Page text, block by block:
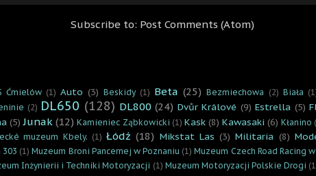
Subscribe to: Post Comments (Atom)
Ćmielów (1) Auto (3) Beskidy (1) Beta (25) Bezmiechowa (2) Biała
(2) DL650 (128) DL800 (24) Dvůr Králové (9) Estrella (5)
(5) Junak (12) Kamieniec Ząbkowicki (1) Kask (8) Kawasaki (6) Kłanino
muzeum Kbely. (1) Łódź (18) Mikstat Las (3) Militaria (8)
303 (1) Muzeum Broni Pancernej w Poznaniu (1) Muzeum Czech Road Racing
Inżynierii i Techniki Motoryzacji (1) Muzeum Motoryzacji Polskie Drogi